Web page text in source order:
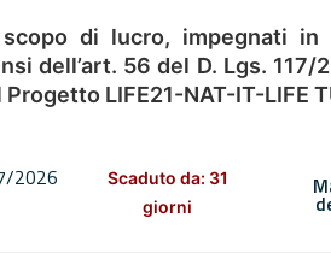
di lucro, impegnati in
dell’art. 56 del D. Lgs. 117/
LIFE21-NAT-IT-LIFE
2026
Scaduto da: 31
giorni